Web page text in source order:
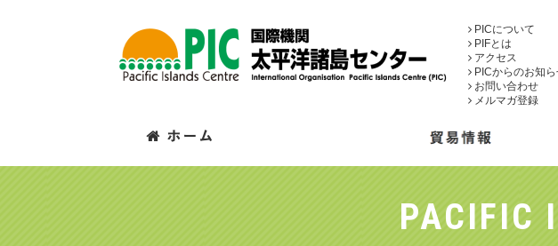
PICについて
PIFとは
アクセス
PICからのお知
お問い合わせ
メルマガ登録
PACIFIC